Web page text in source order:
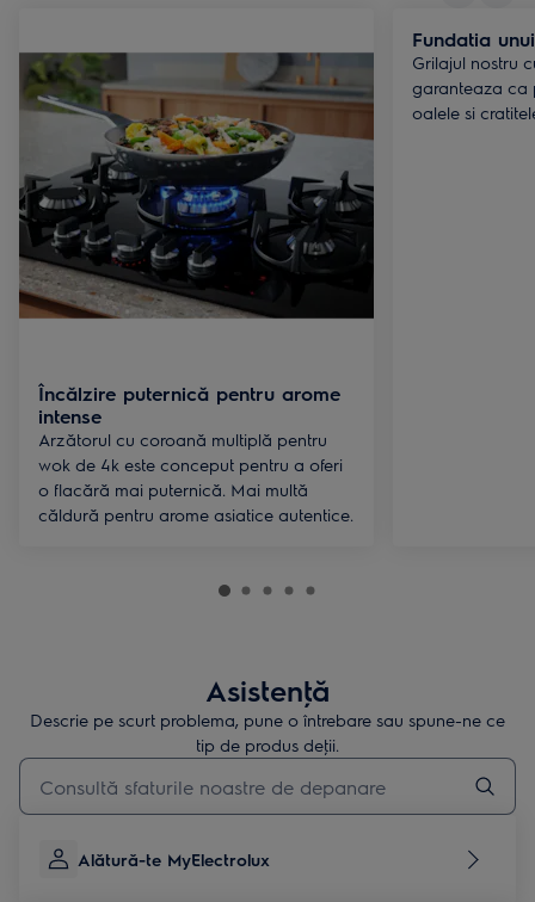
Încălzire puternică pentru arome
intense
Arzătorul cu coroană multiplă pentru
wok de 4k este conceput pentru a oferi
o flacără mai puternică. Mai multă
căldură pentru arome asiatice autentice.
Fundatia
Grilajul nostru
garanteaza ca
oalele si
Asistenţă
Descrie pe scurt problema, pune o întrebare sau spune-ne ce
tip de produs deţii.
Type to search for support articles
Alătură-te MyElectrolux